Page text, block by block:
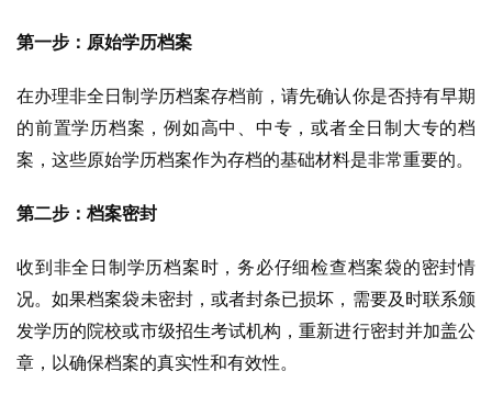
第一步：原始学历档案
在办理非全日制学历档案存档前，请先确认你是否持有早期
的前置学历档案，例如高中、中专，或者全日制大专的档
案，这些原始学历档案作为存档的基础材料是非常重要的。
第二步：档案密封
收到非全日制学历档案时，务必仔细检查档案袋的密封情
况。如果档案袋未密封，或者封条已损坏，需要及时联系颁
发学历的院校或市级招生考试机构，重新进行密封并加盖公
章，以确保档案的真实性和有效性。